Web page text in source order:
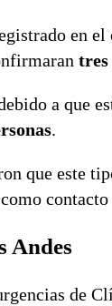
en el
tres
a que
.
que este
Andes
de